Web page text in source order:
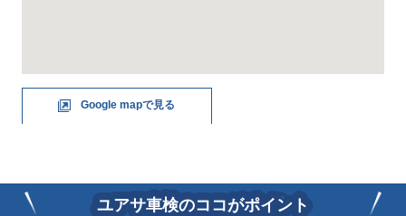
Google mapで見る
ユアサ車検のココがポイント